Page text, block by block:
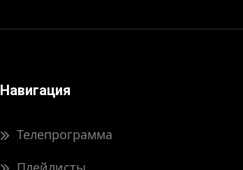
Навигация
Телепрограмма